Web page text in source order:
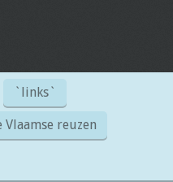
`links`
reuzen